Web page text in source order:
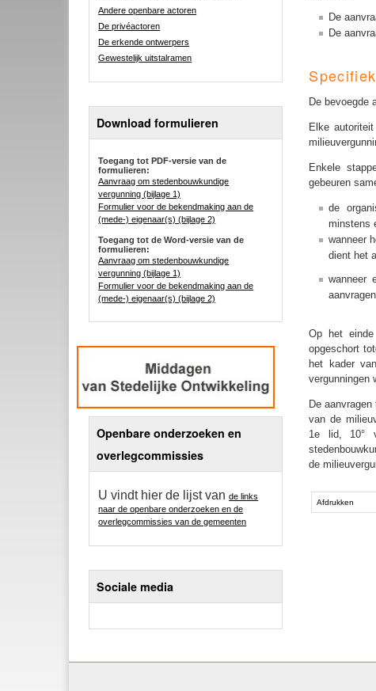
Andere openbare actoren
De privéactoren
De erkende ontwerpers
Gewestelijk uitstalramen
Download formulieren
Toegang tot PDF-versie van de
formulieren:
Aanvraag om stedenbouwkundige
vergunning (bijlage 1)
Formulier voor de bekendmaking aan de
(mede-) eigenaar(s) (bijlage 2)
Toegang tot de Word-versie van de
formulieren:
Aanvraag om stedenbouwkundige
vergunning (bijlage 1)
Formulier voor de bekendmaking aan de
(mede-) eigenaar(s) (bijlage 2)
Openbare onderzoeken en
overlegcommissies
U vindt hier de lijst vande links
naar de openbare onderzoeken en de
overlegcommissies van de gemeenten
Sociale media
De
De
De bevoegde
Elke
Enkele
gebeuren
de
minstens
wanneer
dient het
wanneer
aanvragen.
Op het
opgeschort
het kader
vergunningen
De
van de
1e lid, 10°
de
Afdrukken